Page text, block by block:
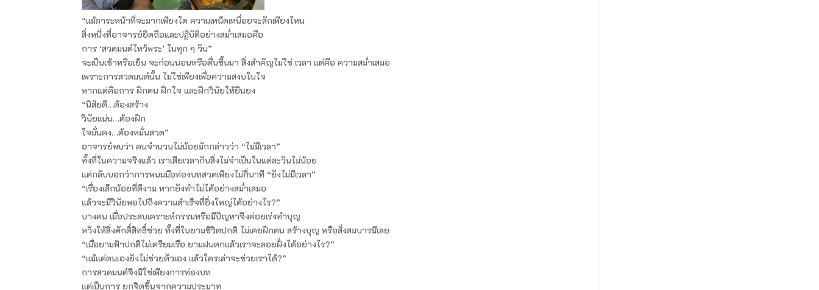
“แม้ภาระหน้าที่จะมากเพียงใด ความเหน็ดเหนื่อยจะสักเพียงไหน
สิ่งหนึ่งที่อาจารย์ยึดถือและปฏิบัติอย่างสม่ำเสมอคือ
การ ‘สวดมนต์ไหว้พระ’ ในทุก ๆ วัน”
จะเป็นเช้าหรือเย็น จะก่อนนอนหรือตื่นขึ้นมา สิ่งสำคัญไม่ใช่ เวลา แต่คือ ความสม่ำเสมอ
เพราะการสวดมนต์นั้น ไม่ใช่เพียงเพื่อความสงบในใจ
หากแต่คือการ ฝึกตน ฝึกใจ และฝึกวินัยให้ยืนยง
“นิสัยดี…ต้องสร้าง
วินัยแน่น…ต้องฝึก
ใจมั่นคง…ต้องหมั่นสวด”
อาจารย์พบว่า คนจำนวนไม่น้อยมักกล่าวว่า “ไม่มีเวลา”
ทั้งที่ในความจริงแล้ว เราเสียเวลากับสิ่งไม่จำเป็นในแต่ละวันไม่น้อย
แต่กลับบอกว่าการพนมมือท่องบทสวดเพียงไม่กี่นาที “ยังไม่มีเวลา”
“เรื่องเล็กน้อยที่ดีงาม หากยังทำไม่ได้อย่างสม่ำเสมอ
แล้วจะมีวินัยพอไปถึงความสำเร็จที่ยิ่งใหญ่ได้อย่างไร?”
บางคน เมื่อประสบเคราะห์กรรมหรือมีปัญหาจึงค่อยเร่งทำบุญ
หวังให้สิ่งศักดิ์สิทธิ์ช่วย ทั้งที่ในยามชีวิตปกติ ไม่เคยฝึกตน สร้างบุญ หรือสั่งสมบารมีเลย
“เมื่อยามฟ้าปกติไม่เตรียมเรือ ยามฝนตกแล้วเราจะลอยฝั่งได้อย่างไร?”
“แม้แต่ตนเองยังไม่ช่วยตัวเอง แล้วใครเล่าจะช่วยเราได้?”
การสวดมนต์จึงมิใช่เพียงการท่องบท
แต่เป็นการ ยกจิตขึ้นจากความประมาท